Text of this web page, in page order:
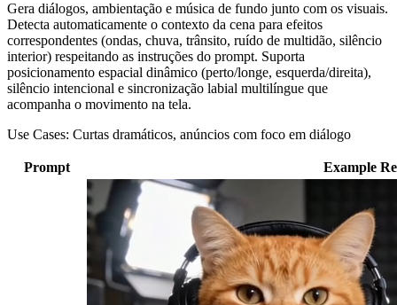
Gera diálogos, ambientação e música de fundo junto com os visuais.
Detecta automaticamente o contexto da cena para efeitos
correspondentes (ondas, chuva, trânsito, ruído de multidão, silêncio
interior) respeitando as instruções do prompt. Suporta
posicionamento espacial dinâmico (perto/longe, esquerda/direita),
silêncio intencional e sincronização labial multilíngue que
acompanha o movimento na tela.
Use Cases: Curtas dramáticos, anúncios com foco em diálogo
Prompt Example